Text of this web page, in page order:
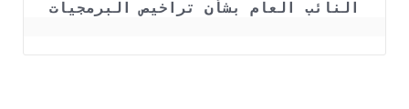
النائب العام بشأن تراخيص البرمجيات